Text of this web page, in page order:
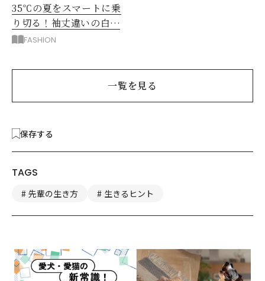
35℃の夏をスマートに乗
り切る！袖丈違いの白シ
アー2枚で5着回し
FASHION
一覧を見る
保存する
TAGS
先輩の生き方 生きるヒント